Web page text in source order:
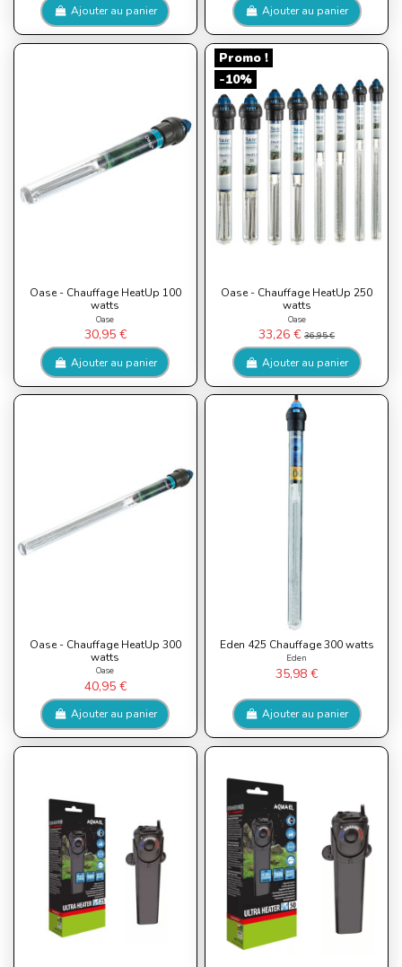
Ajouter au panier Ajouter au panier
Oase - Chauffage HeatUp 100
watts
Oase
30,95 €
Ajouter au panier
Promo !
-10%
Oase - Chauffage HeatUp 250
watts
Oase
33,26 €36,95 €
Ajouter au panier
Oase - Chauffage HeatUp 300
watts
Oase
40,95 €
Ajouter au panier
Eden 425 Chauffage 300 watts
Eden
35,98 €
Ajouter au panier